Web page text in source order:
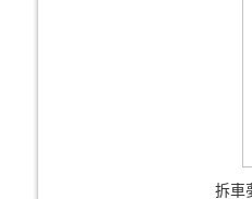
拆車